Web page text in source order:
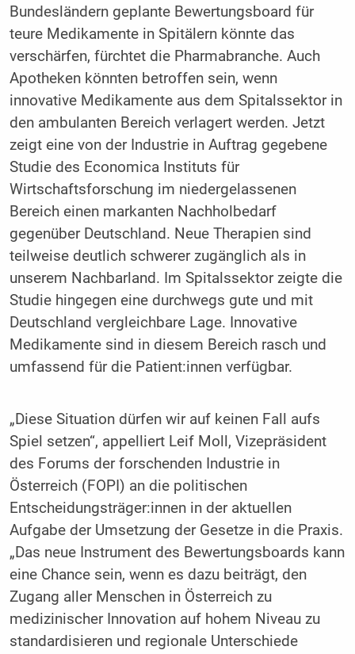
Bundesländern geplante Bewertungsboard für
teure Medikamente in Spitälern könnte das
verschärfen, fürchtet die Pharmabranche. Auch
Apotheken könnten betroffen sein, wenn
innovative Medikamente aus dem Spitalssektor in
den ambulanten Bereich verlagert werden. Jetzt
zeigt eine von der Industrie in Auftrag gegebene
Studie des Economica Instituts für
Wirtschaftsforschung im niedergelassenen
Bereich einen markanten Nachholbedarf
gegenüber Deutschland. Neue Therapien sind
teilweise deutlich schwerer zugänglich als in
unserem Nachbarland. Im Spitalssektor zeigte die
Studie hingegen eine durchwegs gute und mit
Deutschland vergleichbare Lage. Innovative
Medikamente sind in diesem Bereich rasch und
umfassend für die Patient:innen verfügbar.
„Diese Situation dürfen wir auf keinen Fall aufs
Spiel setzen“, appelliert Leif Moll, Vizepräsident
des Forums der forschenden Industrie in
Österreich (FOPI) an die politischen
Entscheidungsträger:innen in der aktuellen
Aufgabe der Umsetzung der Gesetze in die Praxis.
„Das neue Instrument des Bewertungsboards kann
eine Chance sein, wenn es dazu beiträgt, den
Zugang aller Menschen in Österreich zu
medizinischer Innovation auf hohem Niveau zu
standardisieren und regionale Unterschiede